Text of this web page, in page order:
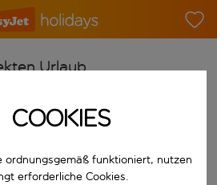
Urlaub
COOKIES
ordnungsgemäß funktioniert, nutzen
erforderliche Cookies.